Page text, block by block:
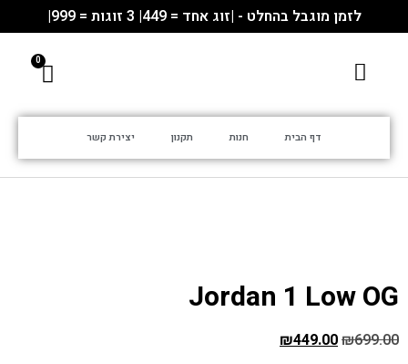
לזמן מוגבל בהחלט - |זוג אחד = 449| 3 זוגות = 999|
דף הבית חנות תקנון יצירת קשר
Jordan 1 Low OG
₪699.00
₪449.00